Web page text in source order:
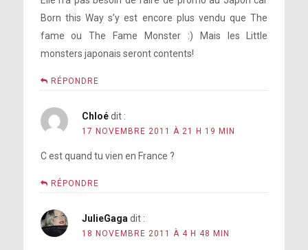
Born this Way s’y est encore plus vendu que The
fame ou The Fame Monster :) Mais les Little
monsters japonais seront contents!
RÉPONDRE
Chloé dit :
17 NOVEMBRE 2011 À 21 H 19 MIN
C est quand tu vien en France ?
RÉPONDRE
JulieGaga dit :
18 NOVEMBRE 2011 À 4 H 48 MIN